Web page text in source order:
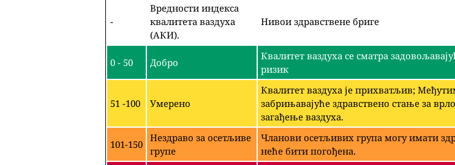
-
Вредности индекса
квалитета ваздуха
(АКИ).
Нивои здравствене бриге
0 - 50 Добро
Квалитет ваздуха се сматра
ризик
51 -100 Умерено
Квалитет ваздуха је прихватљив;
забрињавајуће здравствено стање за
загађење ваздуха.
101-150
Нездраво за осетљиве
групе
Чланови осетљивих група могу имати
неће бити погођена.